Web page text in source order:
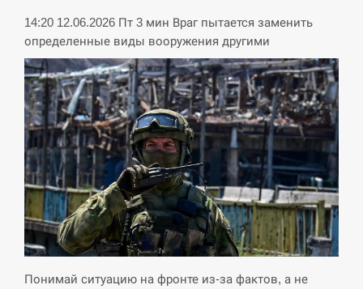
15:10
Іспанія попросила партнерів не критикувати
Марокко через міграційну кризу –…
СЕРПЕНЬ
15:00
РФ провела новий раунд таємних зустрічей з
Європою щодо війни…
СЕРПЕНЬ
Экс-послу в США Стефанишиной вручили новое
14:20 12.06.2026 Пт 3 мин Враг пытается заменить
определенные виды вооружения другими
Понимай ситуацию на фронте из-за фактов, а не